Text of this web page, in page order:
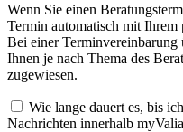
Wenn Sie einen
Termin automatisch mit Ihrem
Bei einer
Ihnen je nach Thema des
zugewiesen.
Wie lange dauert es, bis
Nachrichten innerhalb